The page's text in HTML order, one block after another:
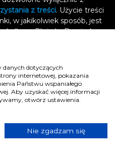
z treści. Użycie treści
w jakikolwiek sposób, jest
firmy Plejada. Dowiedz
prawa i grozi
danych dotyczących
internetowej, pokazania
Państwu wspaniałego
Aby uzyskać więcej informacji
otwórz ustawienia.
Nie zgadzam się